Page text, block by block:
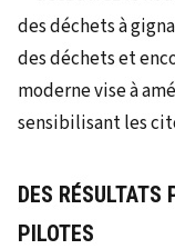
DES RÉSULTATS
PILOTES